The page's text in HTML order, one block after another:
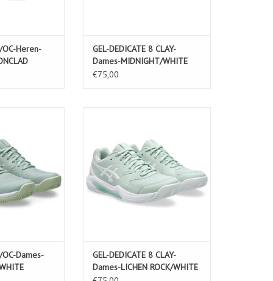
OC-Heren-
GEL-DEDICATE 8 CLAY-
Dames-MIDNIGHT/WHITE
€75,00
WINKELWAGEN
OC-Dames-
GEL-DEDICATE 8 CLAY-
Dames-LICHEN ROCK/WHITE